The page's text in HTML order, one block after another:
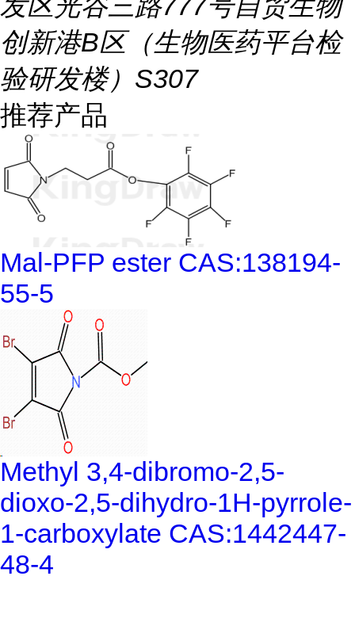
创新港B区（生物医药平台检
验研发楼）S307
推荐产品
Mal-PFP ester CAS:138194-
55-5
Methyl 3,4-dibromo-2,5-
dioxo-2,5-dihydro-1H-pyrrole-
1-carboxylate CAS:1442447-
48-4